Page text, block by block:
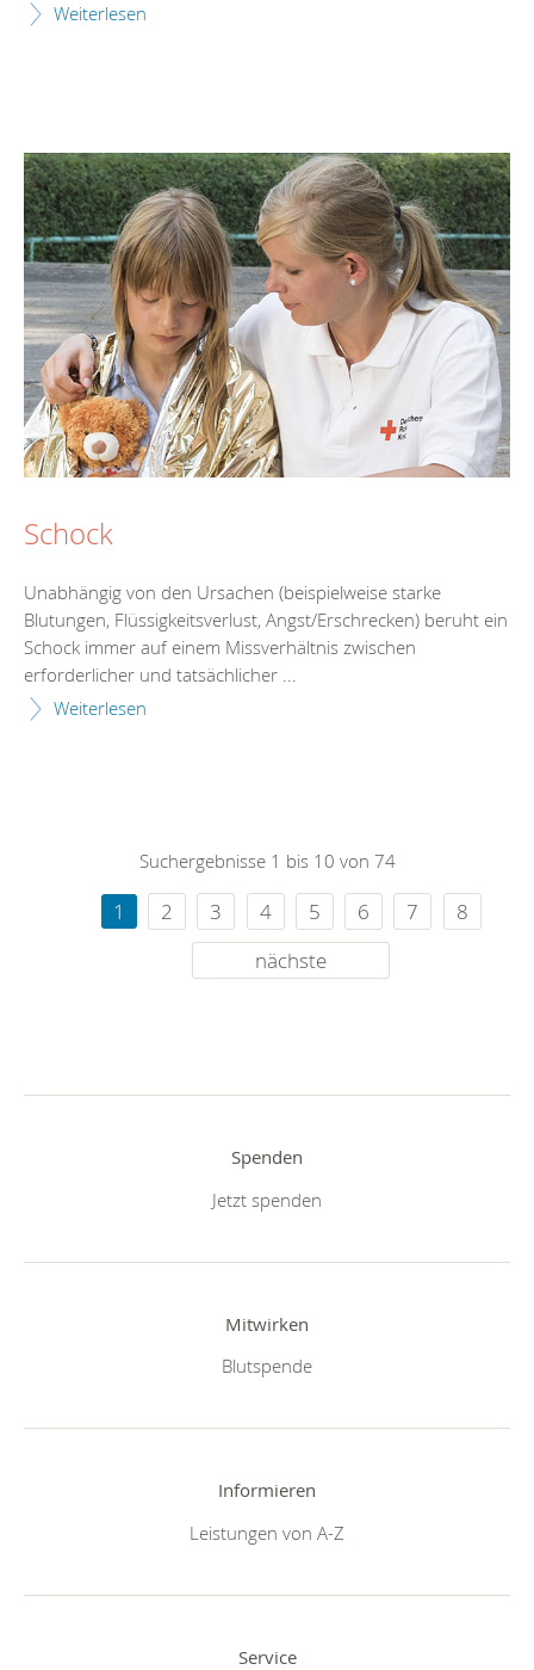
Weiterlesen
Schock
Unabhängig von den Ursachen (beispielweise starke
Blutungen, Flüssigkeitsverlust, Angst/Erschrecken) beruht ein
Schock immer auf einem Missverhältnis zwischen
erforderlicher und tatsächlicher ...
Weiterlesen
Suchergebnisse 1 bis 10 von 74
1 2 3 4 5 6 7
8
nächste
Spenden
Jetzt spenden
Mitwirken
Blutspende
Informieren
Leistungen von A-Z
Service